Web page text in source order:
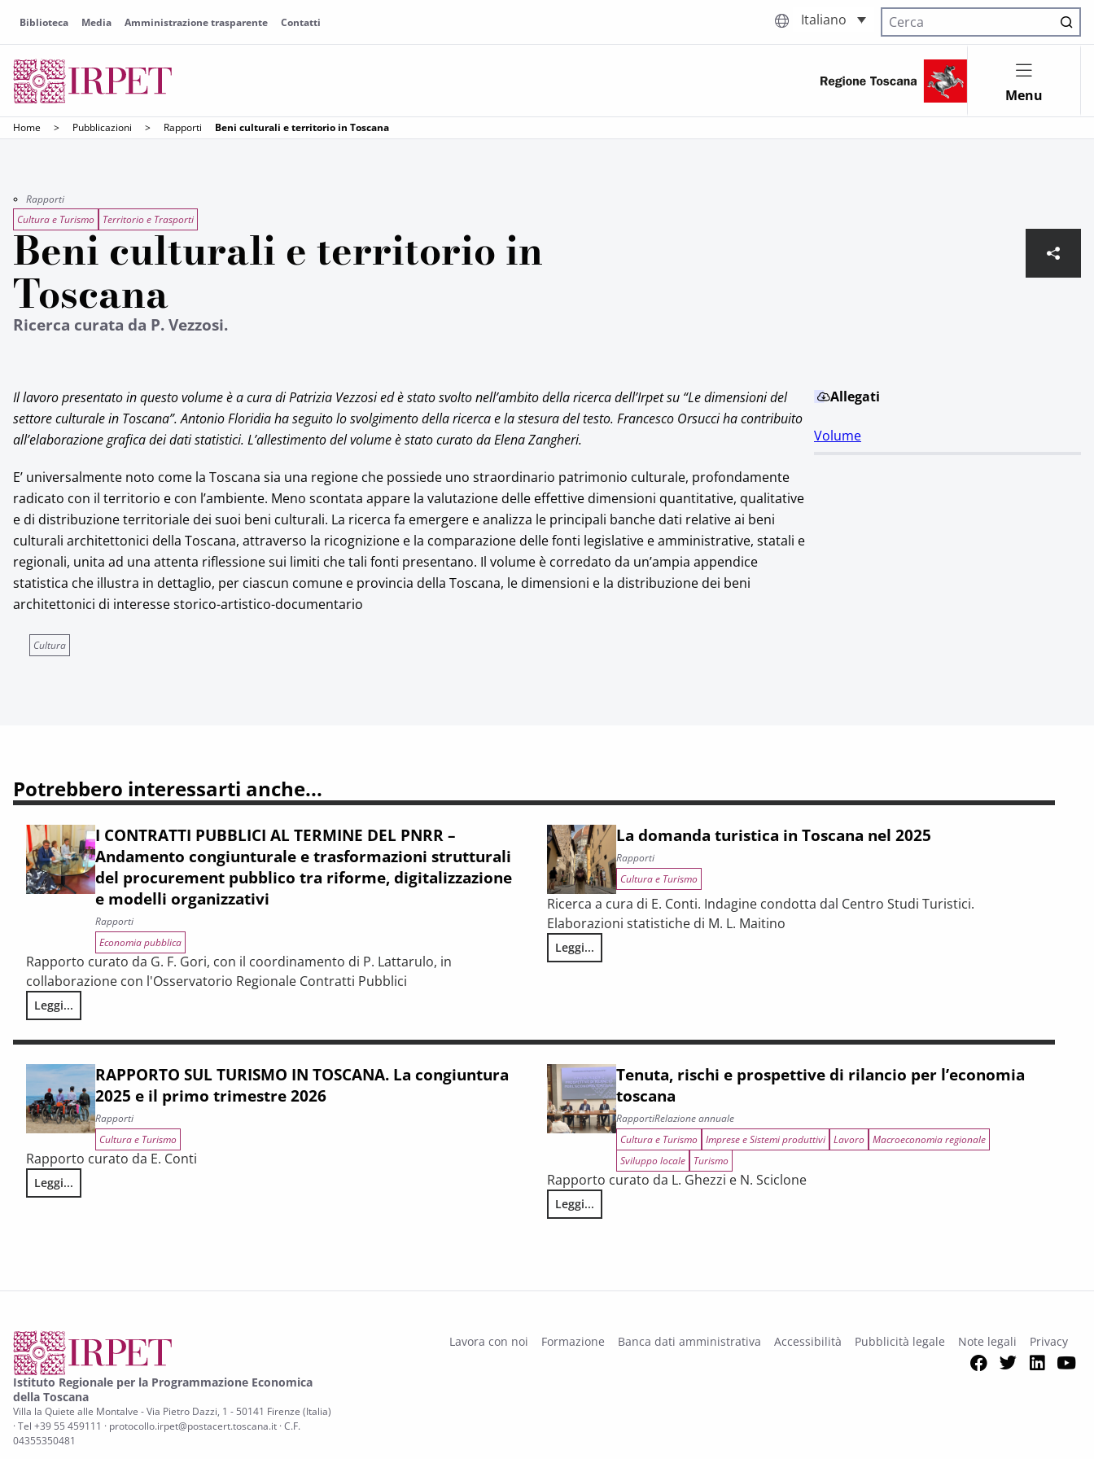
Biblioteca Media Amministrazione trasparente Contatti Italiano
Cerca nel sito
Menu
Home > Pubblicazioni > Rapporti Beni culturali e territorio in Toscana
Rapporti
Cultura e Turismo
Territorio e Trasporti
Beni culturali e territorio in
Toscana
Ricerca curata da P. Vezzosi.
Il lavoro presentato in questo volume è a cura di Patrizia Vezzosi ed è stato svolto nell’ambito della ricerca dell’Irpet su “Le dimensioni del
settore culturale in Toscana”. Antonio Floridia ha seguito lo svolgimento della ricerca e la stesuradel testo. Francesco Orsucci ha contribuito
all’elaborazione grafica dei dati statistici. L’allestimento del volume è stato curato da Elena Zangheri.
E’ universalmente noto come la Toscana sia una regione che possiede uno straordinario patrimonio culturale, profondamente
radicato con il territorio e con l’ambiente. Meno scontata appare la valutazione delle effettive dimensioni quantitative, qualitative
e di distribuzione territoriale dei suoi beni culturali. La ricerca fa emergere e analizza le principali banche dati relative ai beni
culturali architettonici della Toscana, attraverso la ricognizione e la comparazione delle fonti legislative e amministrative, statali e
regionali, unita ad una attenta riflessione sui limiti che tali fonti presentano. Il volume è corredato da un’ampia appendice
statistica che illustra in dettaglio, per ciascun comune e provincia della Toscana, le dimensioni e la distribuzione dei beni
architettonici di interesse storico-artistico-documentario
Cultura
Allegati
Volume
Potrebbero interessarti anche...
I CONTRATTI PUBBLICI AL TERMINE DEL PNRR –
Andamento congiunturale e trasformazioni strutturali
del procurement pubblico tra riforme, digitalizzazione
e modelli organizzativi
Rapporti
Economia pubblica
Rapporto curato da G. F. Gori, con il coordinamento di P. Lattarulo, in
collaborazione con l'Osservatorio Regionale Contratti Pubblici
Leggi...
I CONTRATTI PUBBLICI AL TERMINE DEL PNRR – Andamento congiunturale e trasformazioni strutturali del procurement pubblico tra riforme, digitalizzazione e modelli organizzativi
La domanda turistica in Toscana nel 2025
Rapporti
Cultura e Turismo
Ricerca a cura di E. Conti. Indagine condotta dal Centro Studi Turistici.
Elaborazioni statistiche di M. L. Maitino
Leggi...
La domanda turistica in Toscana nel 2025
RAPPORTO SUL TURISMO IN TOSCANA. La congiuntura
2025 e il primo trimestre 2026
Rapporti
Cultura e Turismo
Rapporto curato da E. Conti
Leggi...
RAPPORTO SUL TURISMO IN TOSCANA. La congiuntura 2025 e il primo trimestre 2026
Tenuta, rischi e prospettive di rilancio per l’economia
toscana
RapportiRelazione annuale
Cultura e Turismo Imprese e Sistemi produttivi Lavoro Macroeconomia regionale
Sviluppo locale
Turismo
Rapporto curato da L. Ghezzi e N. Sciclone
Leggi...
Tenuta, rischi e prospettive di rilancio per l’economia toscana
Istituto Regionale per la Programmazione Economica
della Toscana
Villa la Quiete alle Montalve - Via Pietro Dazzi, 1 - 50141 Firenze (Italia)
· Tel +39 55 459111 · protocollo.irpet@postacert.toscana.it · C.F.
04355350481
Lavora con noi Formazione Banca dati amministrativa Accessibilità Pubblicità legale Note legali Privacy
Facebook
Twitter